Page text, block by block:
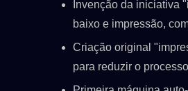
Invenção da iniciativa
baixo e impressão,
Criação original
para reduzir o
ATMAOE